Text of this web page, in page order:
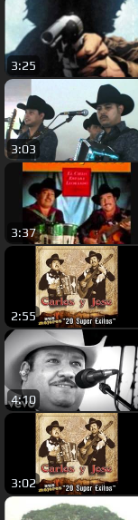
3:25
3:03
3:37
2:55
4:10
3:02